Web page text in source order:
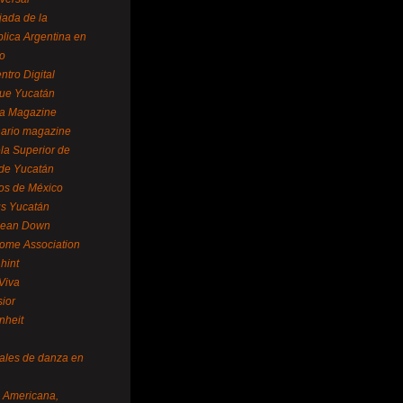
de la
Argentina en
Digital
Yucatán
Magazine
magazine
Superior de
Yucatán
de México
Yucatán
Down
Association
de danza en
Americana,